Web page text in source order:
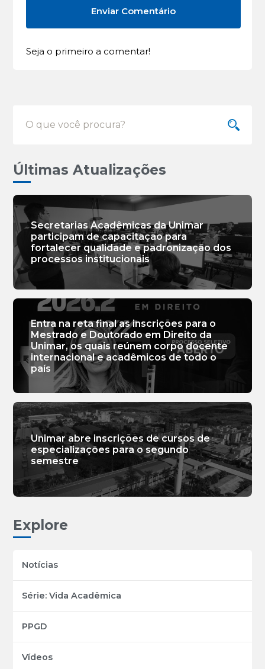
Seja o primeiro a comentar!
Últimas Atualizações
Secretarias Acadêmicas da Unimar
participam de capacitação para
fortalecer qualidade e padronização dos
processos institucionais
Entra na reta final as inscrições para o
Mestrado e Doutorado em Direito da
Unimar, os quais reúnem corpo docente
internacional e acadêmicos de todo o
país
Unimar abre inscrições de cursos de
especializações para o segundo
semestre
Explore
Notícias
Série: Vida Acadêmica
PPGD
Vídeos